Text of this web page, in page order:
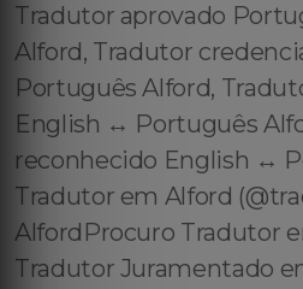
Tradutor aprovado
Alford, Tradutor
Português Alford,
English ↔️ Português
reconhecido English ↔️
Tradutor em Alford
AlfordProcuro Tradutor
Tradutor Juramentado